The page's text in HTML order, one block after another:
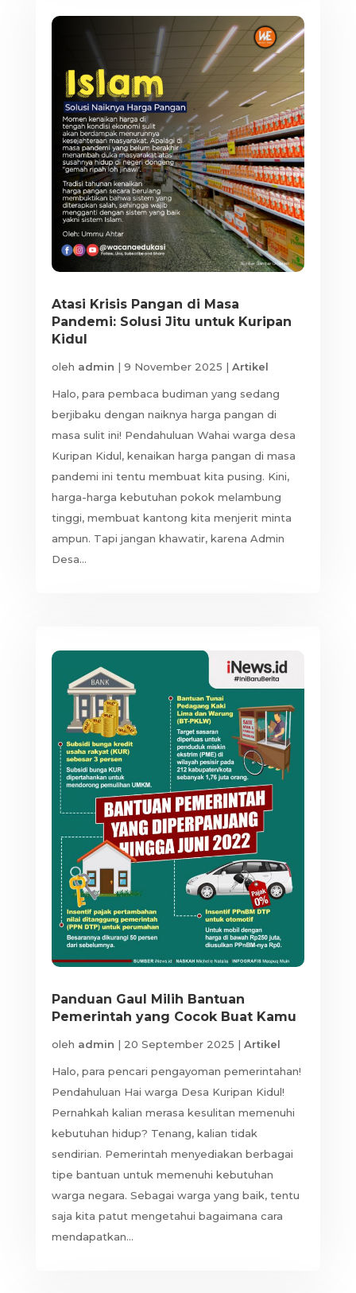
Atasi Krisis Pangan di Masa
Pandemi: Solusi Jitu untuk Kuripan
Kidul
oleh admin | 9 November 2025 | Artikel
Halo, para pembaca budiman yang sedang
berjibaku dengan naiknya harga pangan di
masa sulit ini! Pendahuluan Wahai warga desa
Kuripan Kidul, kenaikan harga pangan di masa
pandemi ini tentu membuat kita pusing. Kini,
harga-harga kebutuhan pokok melambung
tinggi, membuat kantong kita menjerit minta
ampun. Tapi jangan khawatir, karena Admin
Desa...
Panduan Gaul Milih Bantuan
Pemerintah yang Cocok Buat Kamu
oleh admin | 20 September 2025 | Artikel
Halo, para pencari pengayoman pemerintahan!
Pendahuluan Hai warga Desa Kuripan Kidul!
Pernahkah kalian merasa kesulitan memenuhi
kebutuhan hidup? Tenang, kalian tidak
sendirian. Pemerintah menyediakan berbagai
tipe bantuan untuk memenuhi kebutuhan
warga negara. Sebagai warga yang baik, tentu
saja kita patut mengetahui bagaimana cara
mendapatkan...